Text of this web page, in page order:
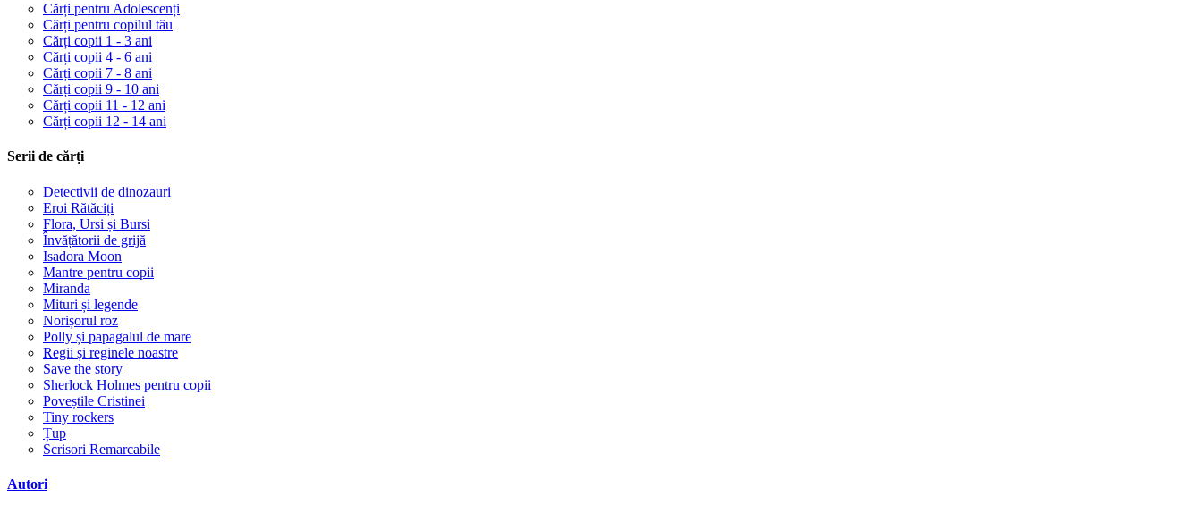
Cărți pentru Adolescenți
Cărți pentru copilul tău
Cărți copii 1 - 3 ani
Cărți copii 4 - 6 ani
Cărți copii 7 - 8 ani
Cărți copii 9 - 10 ani
Cărți copii 11 - 12 ani
Cărți copii 12 - 14 ani
Serii de cărți
Detectivii de dinozauri
Eroi Rătăciți
Flora, Ursi și Bursi
Învățătorii de grijă
Isadora Moon
Mantre pentru copii
Miranda
Mituri și legende
Norișorul roz
Polly și papagalul de mare
Regii și reginele noastre
Save the story
Sherlock Holmes pentru copii
Poveștile Cristinei
Tiny rockers
Țup
Scrisori Remarcabile
Autori